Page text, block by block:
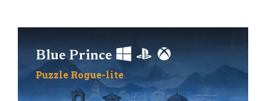
Blue Prince
Puzzle Rogue-lite